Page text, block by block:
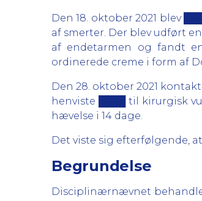
Den 18. oktober 2021 blev
af smerter. Der blev udført
af endetarmen og fandt
ordinerede creme i form af
Den 28. oktober 2021
henviste ████ til kirurgisk
hævelse i 14 dage.
Det viste sig efterfølgende,
Begrundelse
Disciplinærnævnet